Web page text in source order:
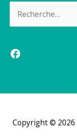
Facebook
Copyright © 2026